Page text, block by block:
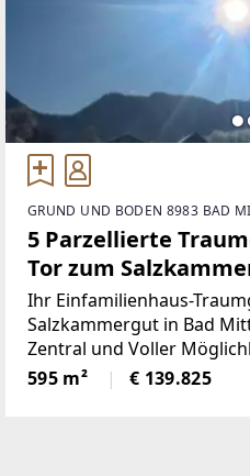
GRUND UND BODEN 8983 BAD
5 Parzellierte
Tor zum
Mitterndorf -
voller
Ihr Einfamilienhaus-
Salzkammergut in Bad
Zentral und Voller
touristische Vermietung
Gemeinde möglich.Die
595 m² € 139.825